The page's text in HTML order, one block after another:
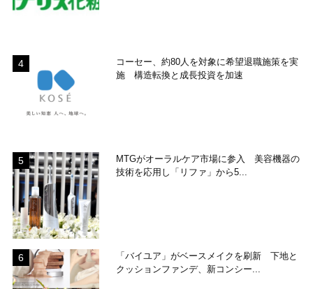
コーセー、約80人を対象に希望退職施策を実
施 構造転換と成長投資を加速
MTGがオーラルケア市場に参入 美容機器の
技術を応用し「リファ」から5...
「バイユア」がベースメイクを刷新 下地と
クッションファンデ、新コンシー...